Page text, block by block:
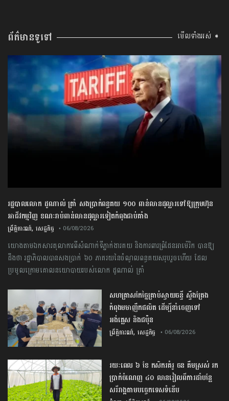
ព័ត៌មានទូទៅ មើលទាំងអស់ ➧
រដ្ឋបាលលោក ដូណាល់ ត្រាំ សងប្រាក់ពន្ធគយ ១០០ ពាន់លានដុល្លារទៅឱ្យក្រុមហ៊ុន
អាជីវកម្មវិញ ខណៈរាប់ពាន់លានដុល្លារទៀតកំពុងជាប់គាំង
ព្រឹត្តិការណ៍, សេដ្ឋកិច្ច • 06/08/2026
យោងតាមឯកសារតុលាការពីសំណាក់ទីភ្នាក់ងារគយ និងការពារព្រំដែនអាម៉េរិក បានឱ្យ
ដឹងថា រដ្ឋាភិបាលបានសងប្រាក់ ៦០ ភាគរយនៃចំណូលពន្ធគយសរុបរួចហើយ ដែល
ប្រមូលក្រោមគោលនយោបាយរបស់លោក ដូណាល់ ត្រាំ
សហគ្រាសកែច្នៃគ្រាប់ស្វាយចន្ទី ស្ទឹងត្រែង
កំពុងមមាញឹកផលិត ដើម្បីនាំចេញទៅ
អង់គ្លេស និងជប៉ុន
ព្រឹត្តិការណ៍, សេដ្ឋកិច្ច • 06/08/2026
រយៈពេល ៦ ខែ កសិករគំរូ ចន គឹមស្រស់ រក
ប្រាក់ចំណេញ ៤០ លានរៀលពីការដាំបន្លែ
សរីរាង្គតាមបច្ចេកទេសទំនើប